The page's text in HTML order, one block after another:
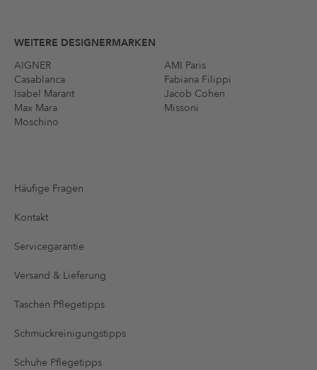
WEITERE DESIGNERMARKEN
AIGNER
AMI Paris
Casablanca
Fabiana Filippi
Isabel Marant
Jacob Cohen
Max Mara
Missoni
Moschino
Häufige Fragen
Kontakt
Servicegarantie
Versand & Lieferung
Taschen Pflegetipps
Schmuckreinigungstipps
Schuhe Pflegetipps